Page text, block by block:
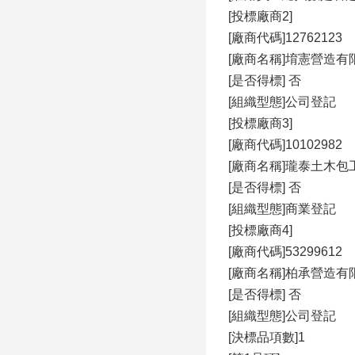
[投標廠商2]
[廠商代碼]12762123
[廠商名稱]堉憲營造有
[是否得標] 否
[組織型態]公司登記
[投標廠商3]
[廠商代碼]10102982
[廠商名稱]瓏泰土木包
[是否得標] 否
[組織型態]商業登記
[投標廠商4]
[廠商代碼]53299612
[廠商名稱]柏承營造有
[是否得標] 否
[組織型態]公司登記
[決標品項數]1